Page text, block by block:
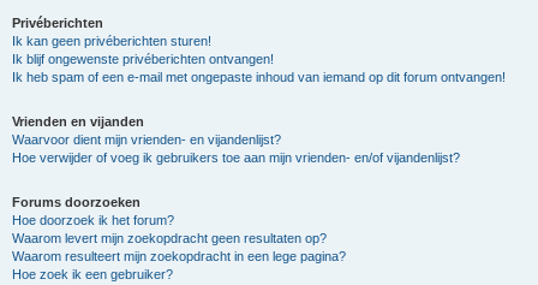
Privéberichten
Ik kan geen privéberichten sturen!
Ik blijf ongewenste privéberichten ontvangen!
Ik heb spam of een e-mail met ongepaste inhoud van iemand op dit forum ontvangen!
Vrienden en vijanden
Waarvoor dient mijn vrienden- en vijandenlijst?
Hoe verwijder of voeg ik gebruikers toe aan mijn vrienden- en/of vijandenlijst?
Forums doorzoeken
Hoe doorzoek ik het forum?
Waarom levert mijn zoekopdracht geen resultaten op?
Waarom resulteert mijn zoekopdracht in een lege pagina?
Hoe zoek ik een gebruiker?